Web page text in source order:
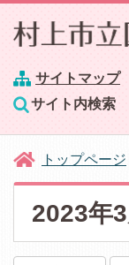
サイトマップ
サイト内検索
トップページ
2023年